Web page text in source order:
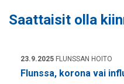
Saattaisit olla
23.9.2025 FLUNSSAN HOITO
Flunssa, korona vai